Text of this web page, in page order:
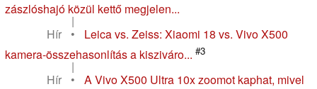
zászlóshajó közül kettő megjelen...
|
Hír
•
Leica vs. Zeiss: Xiaomi 18 vs. Vivo X500
kamera-összehasonlítás a kisziváro... #3
|
Hír
•
A Vivo X500 Ultra 10x zoomot kaphat, mivel